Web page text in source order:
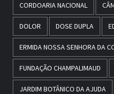
CORDOARIA NACIONAL
DOLOR DOSE DUPLA
ERMIDA NOSSA SENHORA DA
FUNDAÇÃO CHAMPALIMAUD
JARDIM BOTÂNICO DA AJUDA